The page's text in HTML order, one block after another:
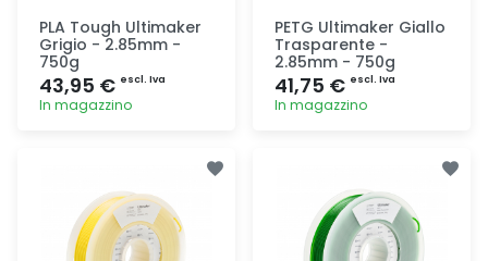
PLA Tough Ultimaker
Grigio - 2.85mm -
750g
43,95 € escl. Iva
In magazzino
PETG Ultimaker Giallo
Trasparente -
2.85mm - 750g
41,75 € escl. Iva
In magazzino